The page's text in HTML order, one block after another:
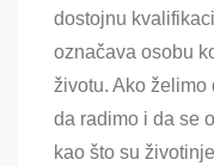
dostojnu
označava osobu
životu. Ako
da radimo i da se
kao što su